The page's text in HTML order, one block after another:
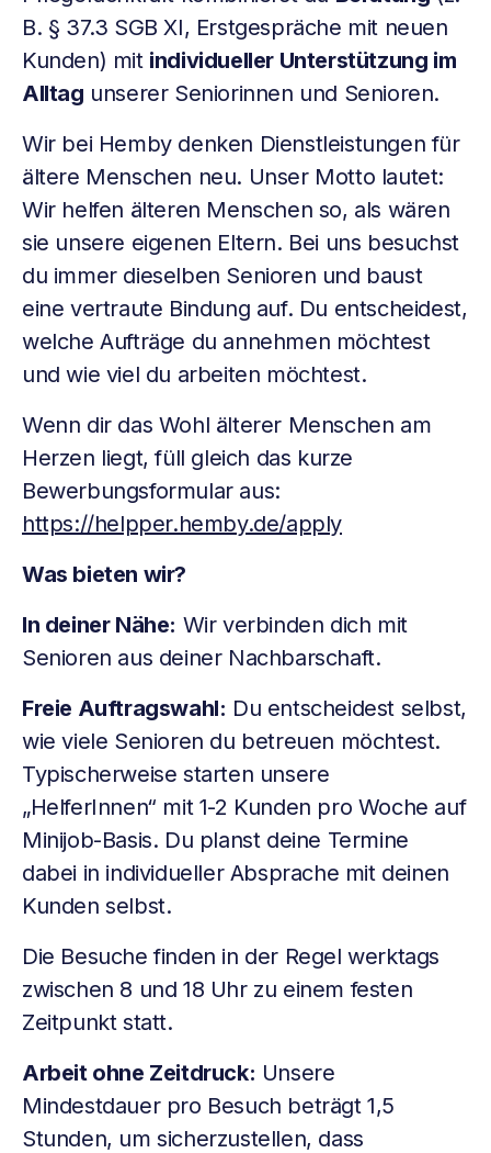
B. § 37.3 SGB XI, Erstgespräche mit neuen
Kunden) mit individueller Unterstützung im
Alltag unserer Seniorinnen und Senioren.
Wir bei Hemby denken Dienstleistungen für
ältere Menschen neu. Unser Motto lautet:
Wir helfen älteren Menschen so, als wären
sie unsere eigenen Eltern. Bei uns besuchst
du immer dieselben Senioren und baust
eine vertraute Bindung auf. Du entscheidest,
welche Aufträge du annehmen möchtest
und wie viel du arbeiten möchtest.
Wenn dir das Wohl älterer Menschen am
Herzen liegt, füll gleich das kurze
Bewerbungsformular aus:
https://helpper.hemby.de/apply
Was bieten wir?
In deiner Nähe: Wir verbinden dich mit
Senioren aus deiner Nachbarschaft.
Freie Auftragswahl: Du entscheidest selbst,
wie viele Senioren du betreuen möchtest.
Typischerweise starten unsere
„HelferInnen“ mit 1-2 Kunden pro Woche auf
Minijob-Basis. Du planst deine Termine
dabei in individueller Absprache mit deinen
Kunden selbst.
Die Besuche finden in der Regel werktags
zwischen 8 und 18 Uhr zu einem festen
Zeitpunkt statt.
Arbeit ohne Zeitdruck: Unsere
Mindestdauer pro Besuch beträgt 1,5
Stunden, um sicherzustellen, dass